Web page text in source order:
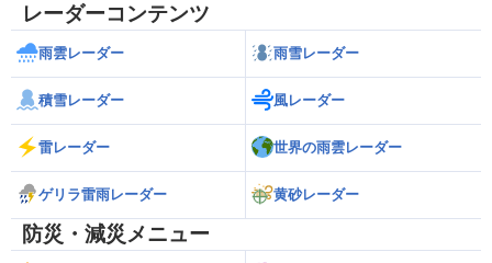
レーダーコンテンツ
雨雲レーダー 雨雪レーダー
積雪レーダー 風レーダー
雷レーダー 世界の雨雲レーダー
ゲリラ雷雨レーダー 黄砂レーダー
防災・減災メニュー